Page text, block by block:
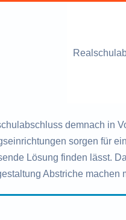
demnach in
sorgen für
Lösung finden lässt.
Abstriche machen